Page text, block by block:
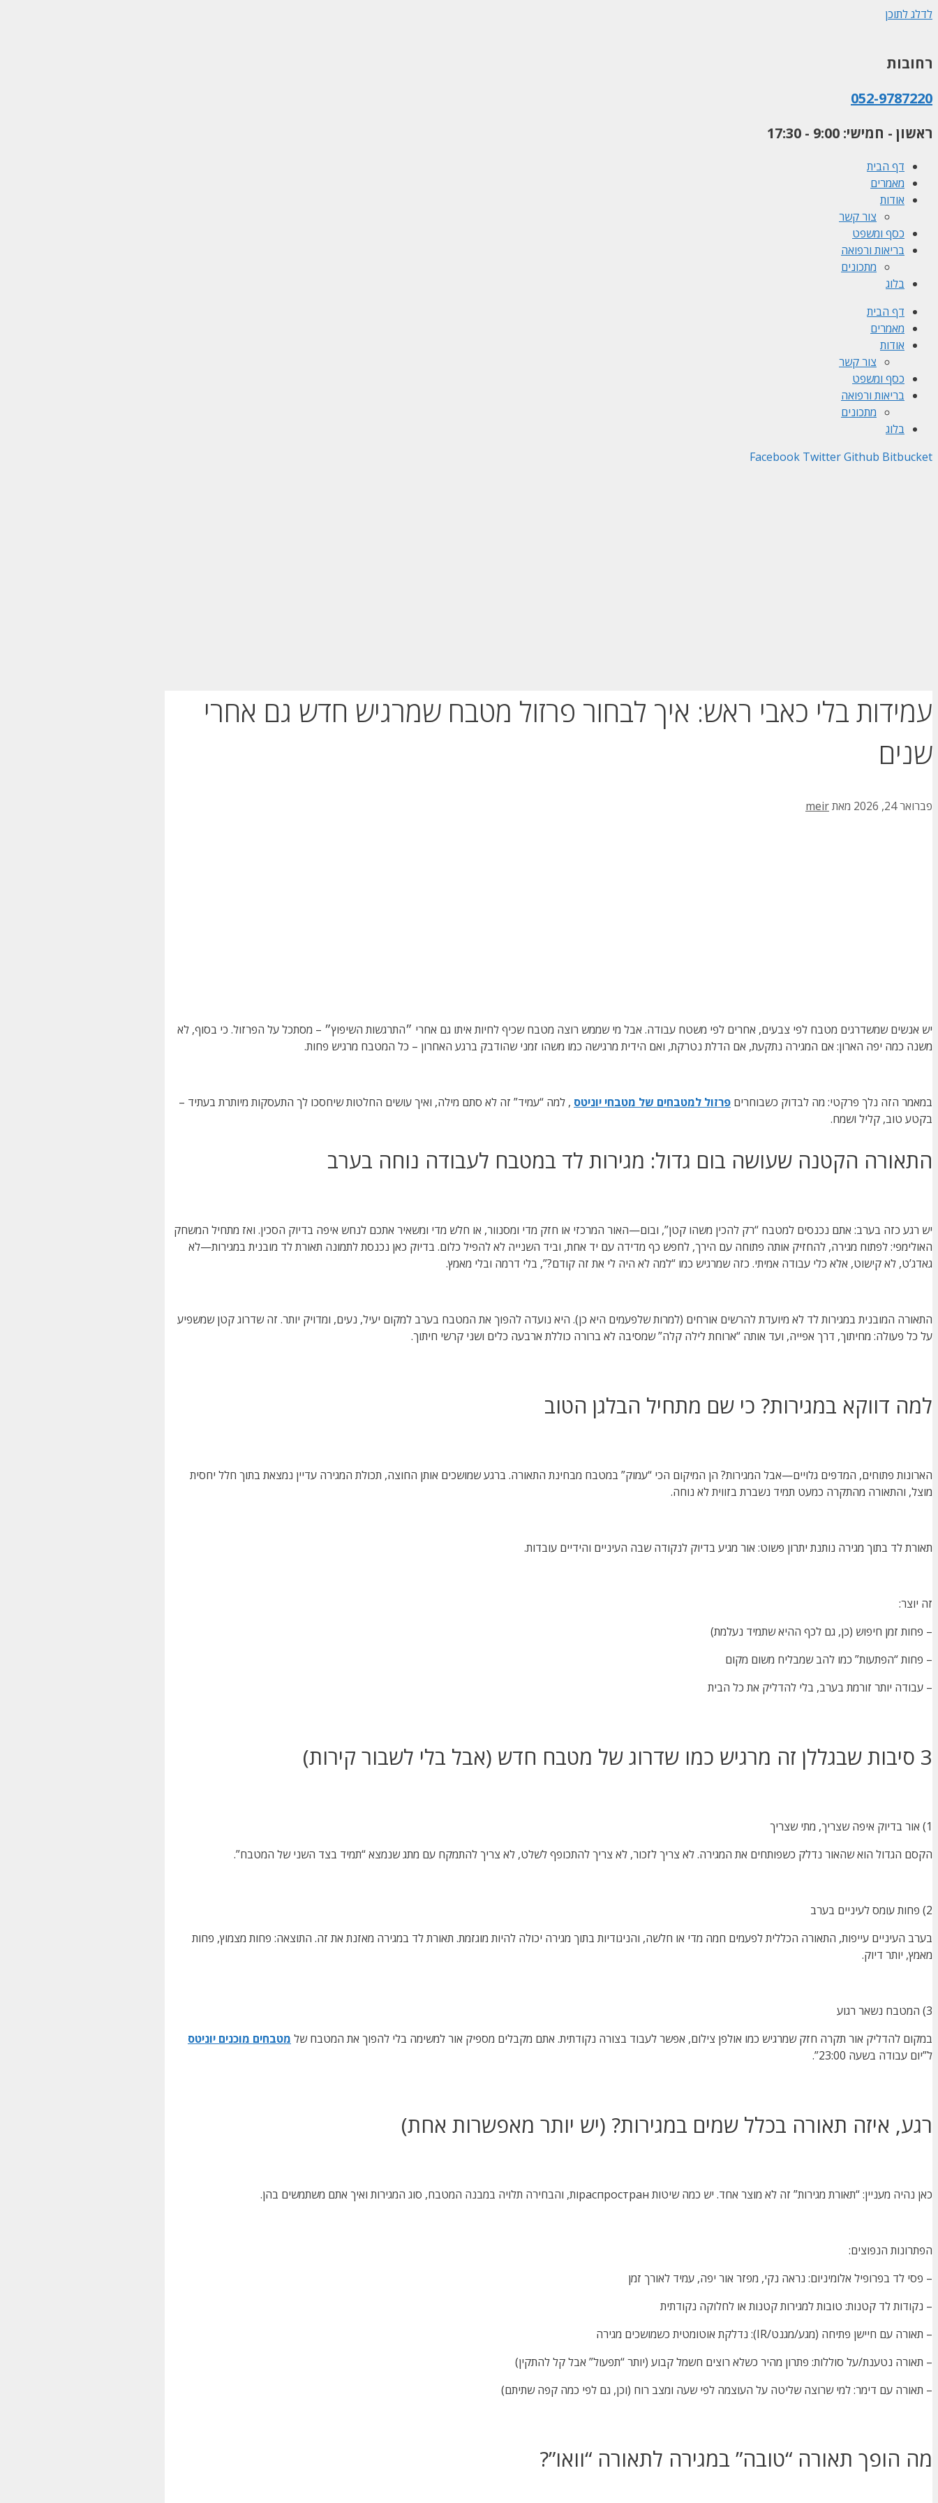
לדלג לתוכן
רחובות
052-9787220
ראשון - חמישי: 9:00 - 17:30
דף הבית
מאמרים
אודות
צור קשר
כסף ומשפט
בריאות ורפואה
מתכונים
בלוג
דף הבית
מאמרים
אודות
צור קשר
כסף ומשפט
בריאות ורפואה
מתכונים
בלוג
Facebook TwitterGithub Bitbucket
עמידות בלי כאבי ראש: איך לבחור פרזול מטבח שמרגיש חדש גם אחרי
שנים
פברואר 24, 2026 מאתmeir
יש אנשים שמשדרגים מטבח לפי צבעים, אחרים לפי משטח עבודה. אבל מי שממש רוצה מטבח שכיף לחיות איתו גם אחרי ״התרגשות השיפוץ״ – מסתכל על הפרזול. כי בסוף, לא
משנה כמה יפה הארון: אם המגירה נתקעת, אם הדלת נטרקת, ואם הידית מרגישה כמו משהו זמני שהודבק ברגע האחרון – כל המטבח מרגיש פחות.
במאמר הזה נלך פרקטי: מה לבדוק כשבוחרים פרזול למטבחים של מטבחי יוניטס , למה “עמיד” זה לא סתם מילה, ואיך עושים החלטות שיחסכו לך התעסקות מיותרת בעתיד –
בקטע טוב, קליל ושמח.
התאורה הקטנה שעושה בום גדול: מגירות לד במטבח לעבודה נוחה בערב
יש רגע כזה בערב: אתם נכנסים למטבח “רק להכין משהו קטן”, ובום—האור המרכזי או חזק מדי ומסנוור, או חלש מדי ומשאיר אתכם לנחש איפה בדיוק הסכין. ואז מתחיל המשחק
האולימפי: לפתוח מגירה, להחזיק אותה פתוחה עם הירך, לחפש כף מדידה עם יד אחת, וביד השנייה לא להפיל כלום. בדיוק כאן נכנסת לתמונה תאורת לד מובנית במגירות—לא
גאדג’ט, לא קישוט, אלא כלי עבודה אמיתי. כזה שמרגיש כמו “למה לא היה לי את זה קודם?”, בלי דרמה ובלי מאמץ.
התאורה המובנית במגירות לד לא מיועדת להרשים אורחים (למרות שלפעמים היא כן). היא נועדה להפוך את המטבח בערב למקום יעיל, נעים, ומדויק יותר. זה שדרוג קטן שמשפיע
על כל פעולה: מחיתוך, דרך אפייה, ועד אותה “ארוחת לילה קלה” שמסיבה לא ברורה כוללת ארבעה כלים ושני קרשי חיתוך.
למה דווקא במגירות? כי שם מתחיל הבלגן הטוב
הארונות פתוחים, המדפים גלויים—אבל המגירות? הן המיקום הכי “עמוק” במטבח מבחינת התאורה. ברגע שמושכים אותן החוצה, תכולת המגירה עדיין נמצאת בתוך חלל יחסית
מוצל, והתאורה מהתקרה כמעט תמיד נשברת בזווית לא נוחה.
תאורת לד בתוך מגירה נותנת יתרון פשוט: אור מגיע בדיוק לנקודה שבה העיניים והידיים עובדות.
זה יוצר:
– פחות זמן חיפוש (כן, גם לכף ההיא שתמיד נעלמת)
– פחות “הפתעות” כמו להב שמבליח משום מקום
– עבודה יותר זורמת בערב, בלי להדליק את כל הבית
3 סיבות שבגללן זה מרגיש כמו שדרוג של מטבח חדש (אבל בלי לשבור קירות)
1) אור בדיוק איפה שצריך, מתי שצריך
הקסם הגדול הוא שהאור נדלק כשפותחים את המגירה. לא צריך לזכור, לא צריך להתכופף לשלט, לא צריך להתמקח עם מתג שנמצא “תמיד בצד השני של המטבח”.
2) פחות עומס לעיניים בערב
בערב העיניים עייפות, התאורה הכללית לפעמים חמה מדי או חלשה, והניגודיות בתוך מגירה יכולה להיות מוגזמת. תאורת לד במגירה מאזנת את זה. התוצאה: פחות מצמוץ, פחות
מאמץ, יותר דיוק.
3) המטבח נשאר רגוע
במקום להדליק אור תקרה חזק שמרגיש כמו אולפן צילום, אפשר לעבוד בצורה נקודתית. אתם מקבלים מספיק אור למשימה בלי להפוך את המטבח של מטבחים מוכנים יוניטס
ל”יום עבודה בשעה 23:00”.
רגע, איזה תאורה בכלל שמים במגירות? (יש יותר מאפשרות אחת)
כאן נהיה מעניין: “תאורת מגירות” זה לא מוצר אחד. יש כמה שיטות распространות, והבחירה תלויה במבנה המטבח, סוג המגירות ואיך אתם משתמשים בהן.
הפתרונות הנפוצים:
– פסי לד בפרופיל אלומיניום: נראה נקי, מפזר אור יפה, עמיד לאורך זמן
– נקודות לד קטנות: טובות למגירות קטנות או לחלוקה נקודתית
– תאורה עם חיישן פתיחה (מגע/מגנט/IR): נדלקת אוטומטית כשמושכים מגירה
– תאורה נטענת/על סוללות: פתרון מהיר כשלא רוצים חשמל קבוע (יותר “תפעול” אבל קל להתקין)
– תאורה עם דימר: למי שרוצה שליטה על העוצמה לפי שעה ומצב רוח (וכן, גם לפי כמה קפה שתיתם)
מה הופך תאורה “טובה” במגירה לתאורה “וואו”?